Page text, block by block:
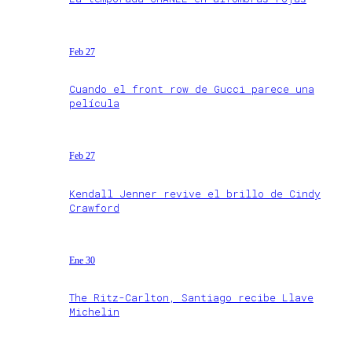
Feb 27
Cuando el front row de Gucci parece una
película
Feb 27
Kendall Jenner revive el brillo de Cindy
Crawford
Ene 30
The Ritz-Carlton, Santiago recibe Llave
Michelin